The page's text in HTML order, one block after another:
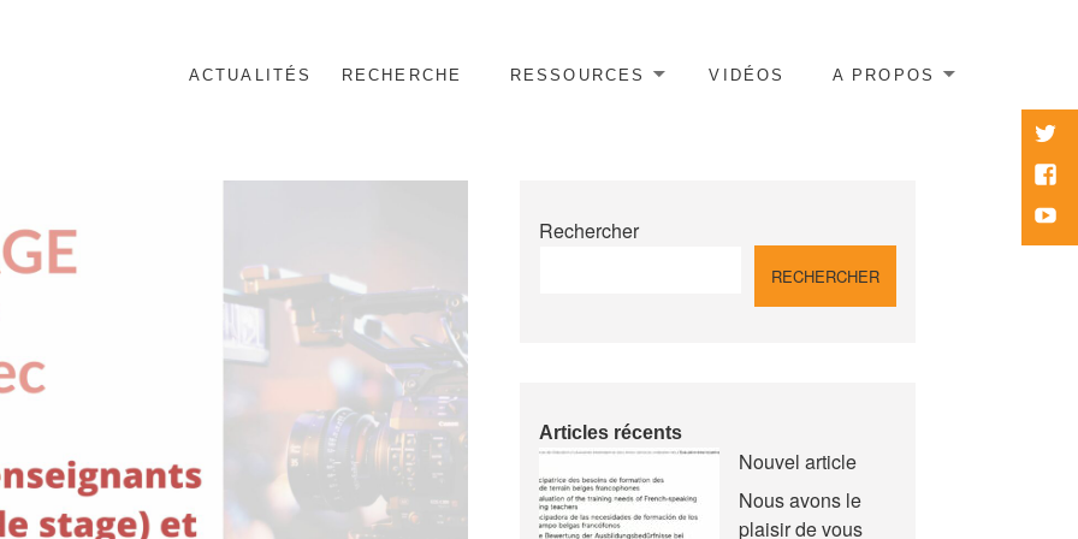
ACTUALITÉS RECHERCHE RESSOURCES VIDÉOS A PROPOS
Rechercher
RECHERCHER
Articles récents
Nouvel article
Nous avons le
plaisir de vous